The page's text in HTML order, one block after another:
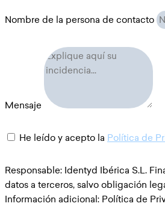
Nombre de la persona de contacto
Mensaje
He leído y acepto la Política de
Responsable: Identyd Ibérica S.L.
datos a terceros, salvo obligación
Información adicional: Política de